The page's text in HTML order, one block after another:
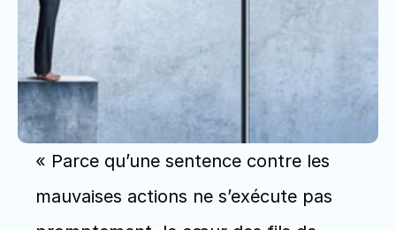
« Parce qu’une sentence contre les
mauvaises actions ne s’exécute pas